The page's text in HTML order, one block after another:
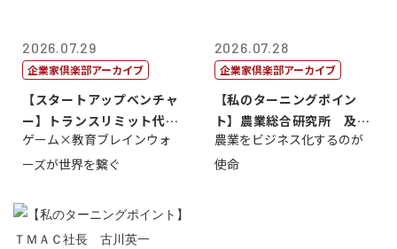
2026.07.29
企業家倶楽部アーカイブ
【スタートアップベンチャ
ー】トランスリミット代表
取締役社長 ...
ゲーム×教育ブレインウォ
ーズが世界を繋ぐ
2026.07.28
企業家倶楽部アーカイブ
【私のターニングポイン
ト】農業総合研究所 及川
智正
農業をビジネス化するのが
使命